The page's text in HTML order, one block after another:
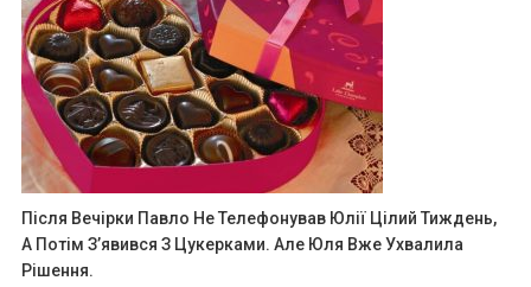
Після Вечірки Павло Не Телефонував Юлії Цілий Тиждень,
А Потім З’явився З Цукерками. Але Юля Вже Ухвалила
Рішення.